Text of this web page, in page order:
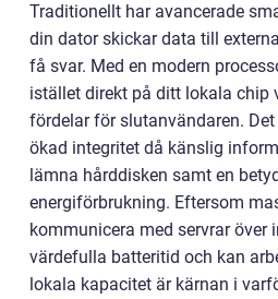
Traditionellt har avancerade
din dator skickar data till
få svar. Med en modern
istället direkt på ditt lokala chip
fördelar för slutanvändaren.
ökad integritet då känslig
lämna hårddisken samt en
energiförbrukning. Eftersom
kommunicera med servrar över
värdefulla batteritid och kan
lokala kapacitet är kärnan i